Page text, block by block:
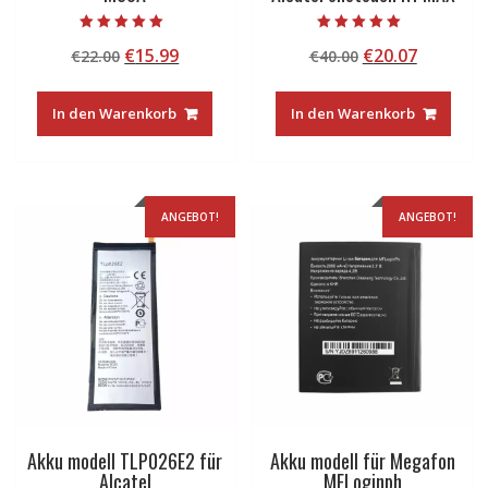
5.00
von 5
€22.00 Ursprünglicher
war:
€22.00
€15.99Aktueller
ist:
€15.99.
In den Warenkorb
5.00
von 5
€40.00 Ursprünglicher
war:
€40.00
€20.07
ist:
€20.07.
In den Warenkorb
ANGEBOT!
Akku modell TLP026E2 für
Alcatel
ANGEBOT!
Akku modell für Megafon
MFLoginph